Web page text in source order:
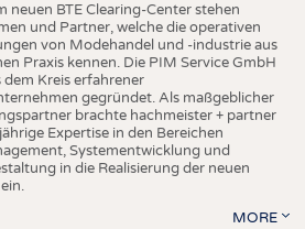
neuen BTE Clearing-Center stehen
und Partner, welche die operativen
von Modehandel und -industrie aus
Praxis kennen. Die PIM Service GmbH
dem Kreis erfahrener
gegründet. Als maßgeblicher
brachte hachmeister + partner
Expertise in den Bereichen
Systementwicklung und
in die Realisierung der neuen
MORE